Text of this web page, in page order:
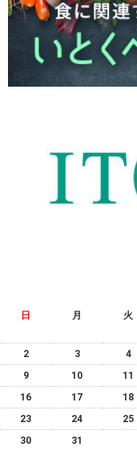
日 月 火
2
3 4
9
10 11
16
17 18
23
24 25
30
31